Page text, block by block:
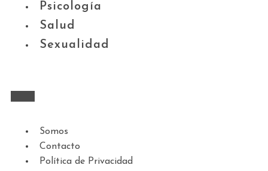
Psicología
Salud
Sexualidad
Somos
Contacto
Política de Privacidad